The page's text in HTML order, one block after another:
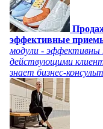
эффективные
модули - эффективны
действующими
знает бизнес-